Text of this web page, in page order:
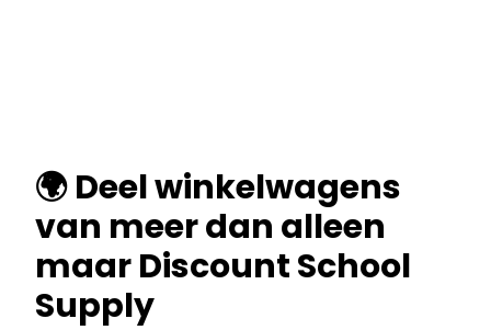
🌍 Deel winkelwagens
van meer dan alleen
maar Discount School
Supply